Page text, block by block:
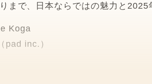
まで、日本ならではの魅力と2025
Koga
pad inc.）